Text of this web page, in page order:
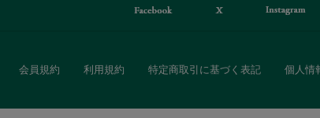
会員規約 利用規約 特定商取引に基づく表記 個人情